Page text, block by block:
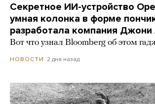
Секретное ИИ-устройство
умная колонка в форме
разработала компания Джони
Вот что узнал Bloomberg об этом
НОВОСТИ 2 дня назад